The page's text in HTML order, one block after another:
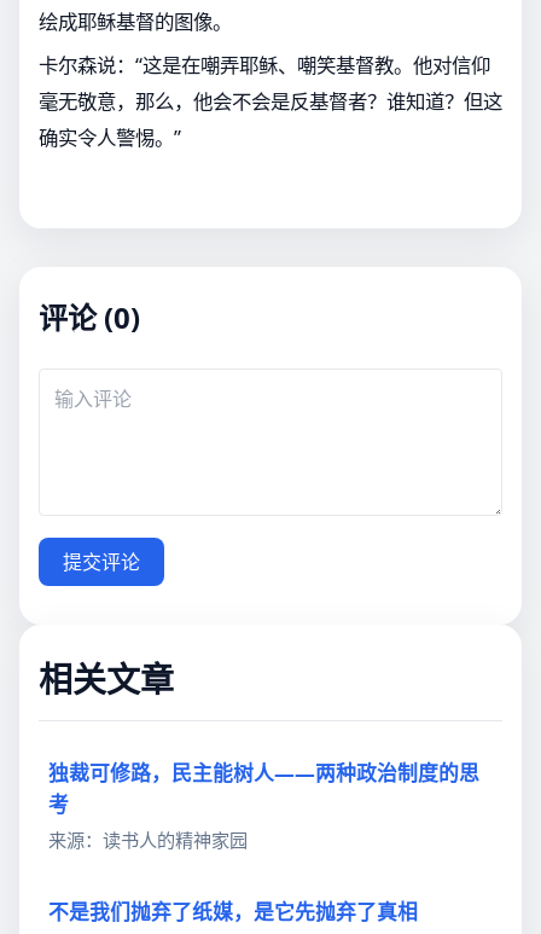
绘成耶稣基督的图像。
卡尔森说：“这是在嘲弄耶稣、嘲笑基督教。他对信仰
毫无敬意，那么，他会不会是反基督者？谁知道？但这
确实令人警惕。”
评论 (0)
提交评论
相关文章
独裁可修路，民主能树人——两种政治制度的思
考
来源：读书人的精神家园
不是我们抛弃了纸媒，是它先抛弃了真相